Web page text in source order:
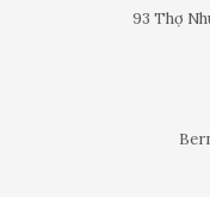
93 Thợ